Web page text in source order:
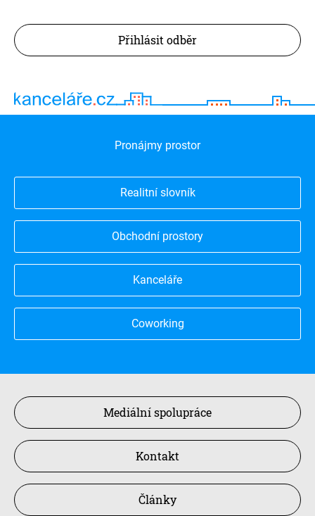
Přihlásit odběr
Pronájmy prostor
Realitní slovník
Obchodní prostory
Kanceláře
Coworking
Mediální spolupráce
Kontakt
Články